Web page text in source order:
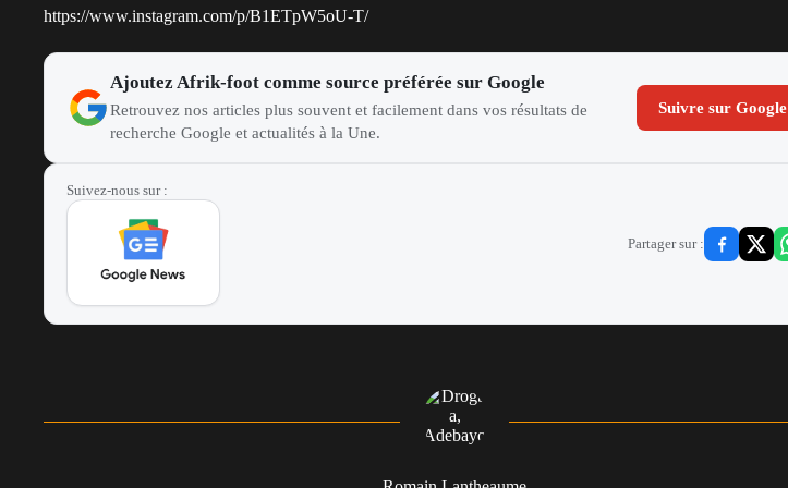
https://www.instagram.com/p/B1ETpW5oU-T/
Ajoutez Afrik-foot comme source préférée sur Google
Retrouvez nos articles plus souvent et facilement dans vos résultats de
recherche Google et actualités à la Une.
Suivre sur Google
Suivez-nous sur :
Partager sur :